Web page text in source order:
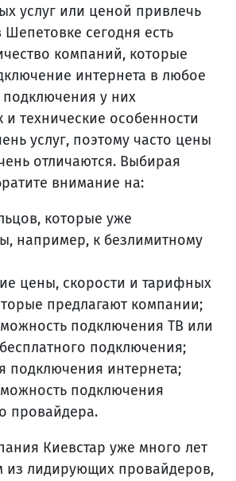
услуг или ценой привлечь
Шепетовке сегодня есть
компаний, которые
интернета в любое
у них
и технические особенности
услуг, поэтому часто цены
отличаются. Выбирая
внимание на:
которые уже
например, к безлимитному
цены, скорости и тарифных
предлагают компании;
подключения ТВ или
подключения;
подключения интернета;
подключения
провайдера.
Киевстар уже много лет
из лидирующих провайдеров,